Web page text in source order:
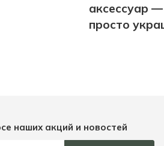
аксессуар
просто
наших акций и новостей